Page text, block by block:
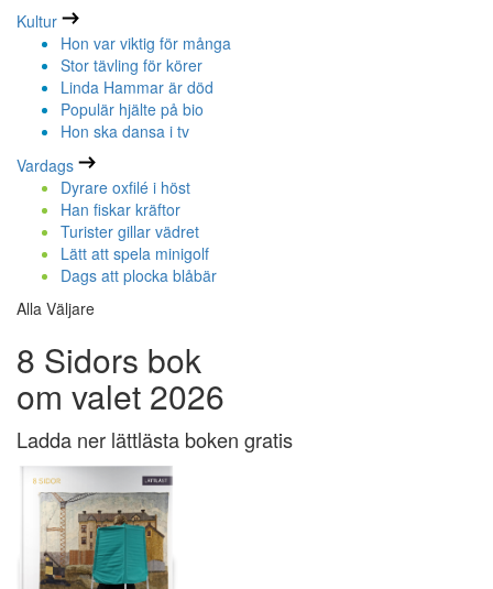
Kultur
Hon var viktig för många
Stor tävling för körer
Linda Hammar är död
Populär hjälte på bio
Hon ska dansa i tv
Vardags
Dyrare oxfilé i höst
Han fiskar kräftor
Turister gillar vädret
Lätt att spela minigolf
Dags att plocka blåbär
Alla Väljare
8 Sidors bok
om valet 2026
Ladda ner lättlästa boken gratis